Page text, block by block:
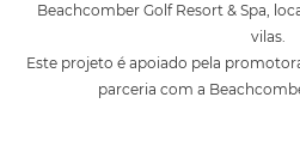
Beachcomber Golf Resort & Spa,
vilas.
Este projeto é apoiado pela
parceria com a